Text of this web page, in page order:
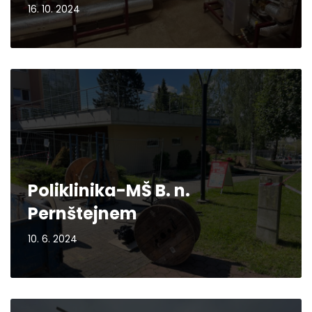
16. 10. 2024
Poliklinika-MŠ B. n.
Pernštejnem
10. 6. 2024